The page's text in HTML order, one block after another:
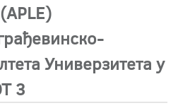
Универзитета у
3